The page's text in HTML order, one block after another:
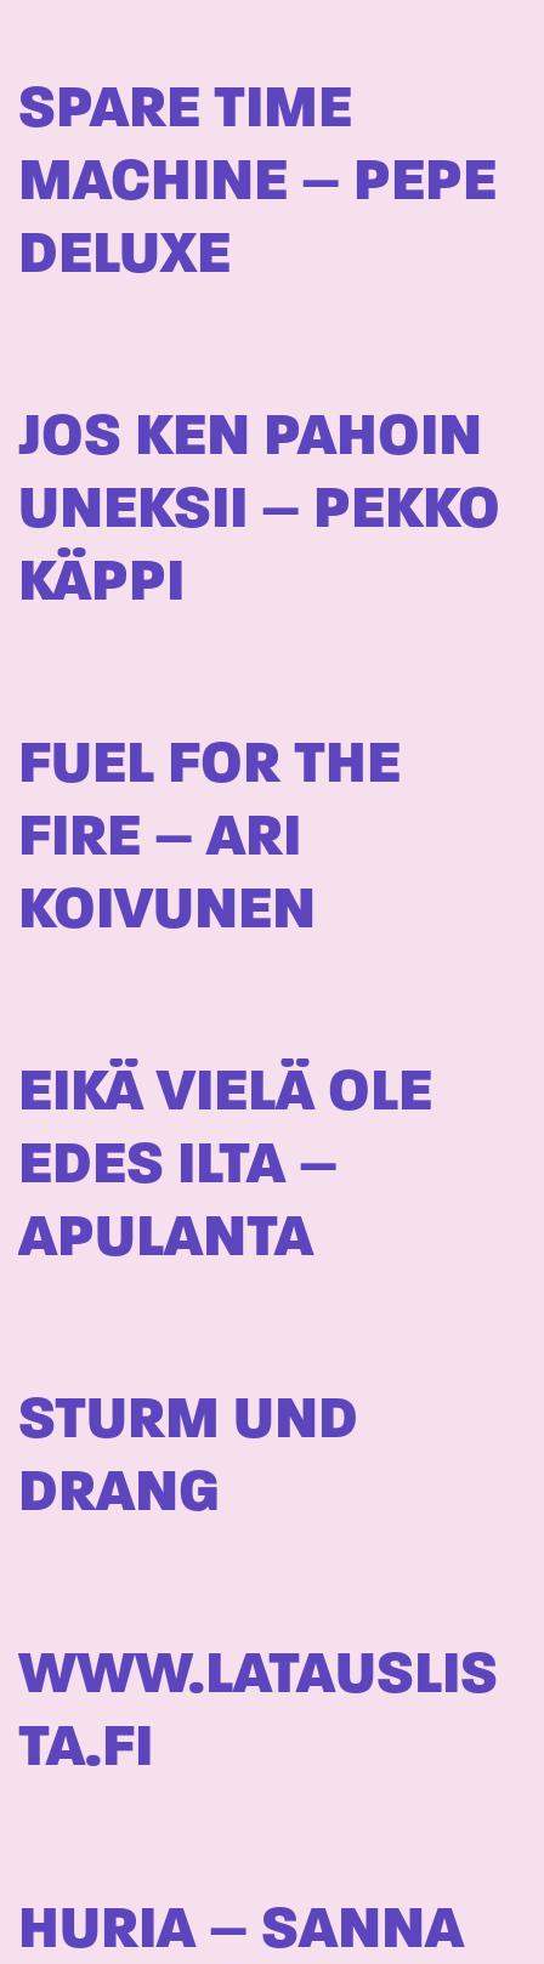
SPARE TIME
MACHINE – PEPE
DELUXE
JOS KEN PAHOIN
UNEKSII – PEKKO
KÄPPI
FUEL FOR THE
FIRE – ARI
KOIVUNEN
EIKÄ VIELÄ OLE
EDES ILTA –
APULANTA
STURM UND
DRANG
WWW.LATAUSLIS
TA.FI
HURIA – SANNA